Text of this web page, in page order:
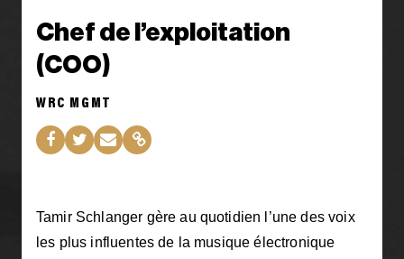
Chef de l’exploitation
(COO)
WRC MGMT
Tamir Schlanger gère au quotidien l’une des voix
les plus influentes de la musique électronique